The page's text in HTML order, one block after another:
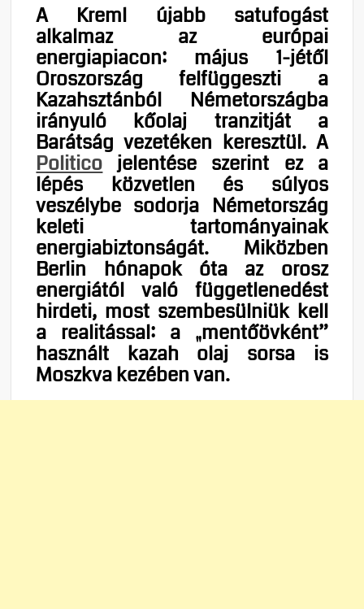
A Kreml újabb satufogást
alkalmaz az európai
energiapiacon: május 1-jétől
Oroszország felfüggeszti a
Kazahsztánból Németországba
irányuló kőolaj tranzitját a
Barátság vezetéken keresztül. A
Politico jelentése szerint ez a
lépés közvetlen és súlyos
veszélybe sodorja Németország
keleti tartományainak
energiabiztonságát. Miközben
Berlin hónapok óta az orosz
energiától való függetlenedést
hirdeti, most szembesülniük kell
a realitással: a „mentőövként”
használt kazah olaj sorsa is
Moszkva kezében van.